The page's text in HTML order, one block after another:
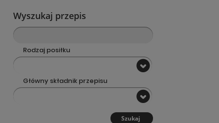
Wyszukaj przepis
Rodzaj posiłku
Główny składnik przepisu
Szukaj